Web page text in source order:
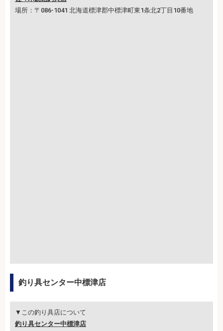
場所：〒086-1041 北海道標津郡中標津町東1条北2丁目10番地
釣り具センター中標津店
▼この釣り具店について
釣り具センター中標津店